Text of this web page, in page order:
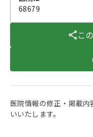
68679
こ
医院情報の修正・掲載内
いいたします。